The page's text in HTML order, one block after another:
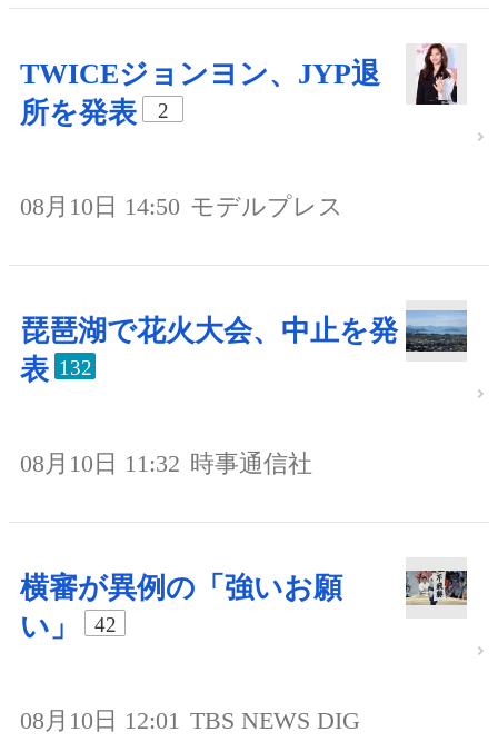
TWICEジョンヨン、JYP退
所を発表
2
08月10日 14:50 モデルプレス
琵琶湖で花火大会、中止を発
表 132
08月10日 11:32 時事通信社
横審が異例の「強いお願
い」
42
08月10日 12:01 TBS NEWS DIG